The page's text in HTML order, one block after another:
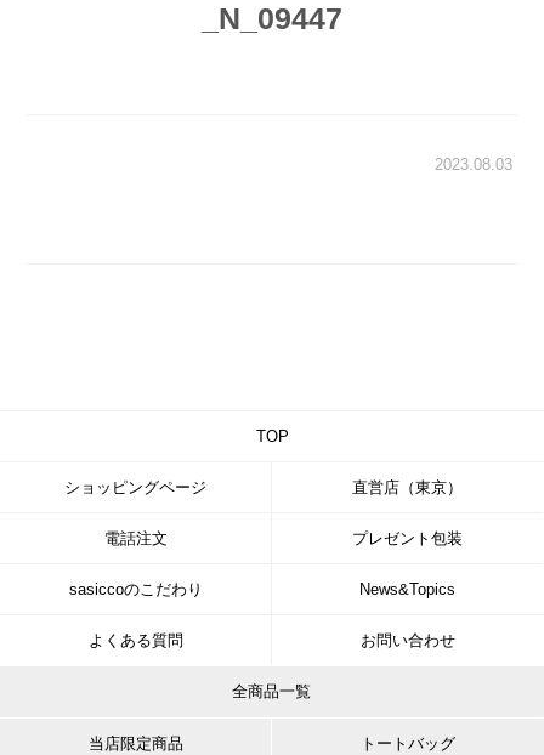
_N_09447
2023.08.03
TOP
ショッピングページ 直営店（東京）
電話注文 プレゼント包装
sasiccoのこだわり News&Topics
よくある質問 お問い合わせ
全商品一覧
当店限定商品 トートバッグ